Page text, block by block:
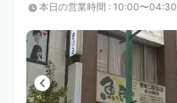
本日の営業時間 : 10:00〜04:30